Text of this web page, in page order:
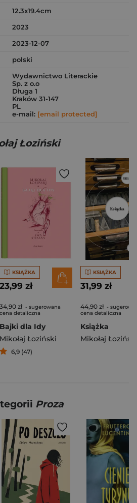
12.3x19.4cm
2023
2023-12-07
polski
Wydawnictwo Literackie
Sp. z o.o
Długa 1
Kraków 31-147
PL
e-mail: [email protected]
Łoziński
KSIĄŻKA
23,99 zł
34,90 zł - sugerowana
cena detaliczna
Bajki dla Idy
Mikołaj Łoziński
6,9 (47)
KSIĄŻKA
31,99 zł
44,90 zł -
cena detaliczna
Książka
Mikołaj Łoziński
Proza